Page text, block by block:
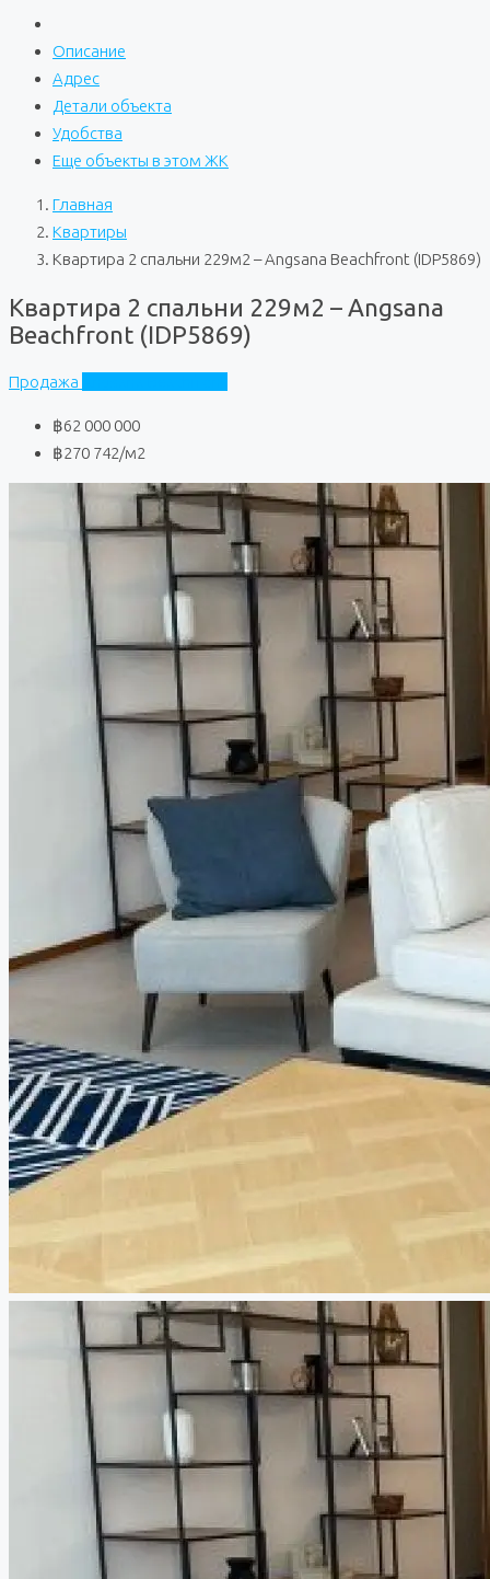
Описание
Адрес
Детали объекта
Удобства
Еще объекты в этом ЖК
Главная
Квартиры
Квартира 2 спальни 229м2 – Angsana Beachfront (IDP5869)
Квартира 2 спальни 229м2 – Angsana
Beachfront (IDP5869)
Продажа
฿62 000 000
฿270 742/м2